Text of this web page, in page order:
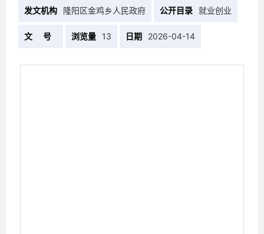
发文机构 隆阳区金鸡乡人民政府 公开目录 就业创业
文 号 浏览量 13 日期 2026-04-14